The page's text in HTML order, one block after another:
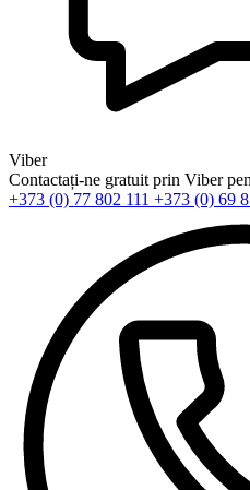
Viber
Contactați-ne gratuit prin Viber
+373 (0) 77 802 111 +373 (0) 69